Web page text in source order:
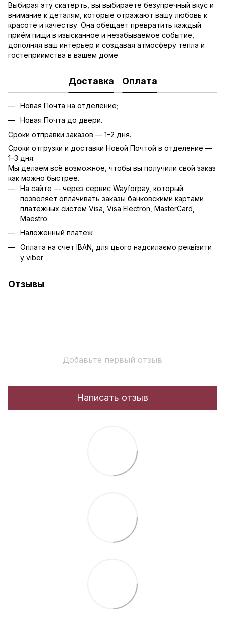
Выбирая эту скатерть, вы выбираете безупречный вкус и
внимание к деталям, которые отражают вашу любовь к
красоте и качеству. Она обещает превратить каждый
приём пищи в изысканное и незабываемое событие,
дополняя ваш интерьер и создавая атмосферу тепла и
гостеприимства в вашем доме.
Доставка Оплата
Новая Почта на отделение;
Новая Почта до двери.
Сроки отправки заказов — 1–2 дня.
Сроки отгрузки и доставки Новой Почтой в отделение —
1–3 дня.
Мы делаем всё возможное, чтобы вы получили свой заказ
как можно быстрее.
На сайте — через сервис Wayforpay, который
позволяет оплачивать заказы банковскими картами
платёжных систем Visa, Visa Electron, MasterCard,
Maestro.
Наложенный платёж
Оплата на счет IBAN, для цього надсилаємо реквізити
у viber
Отзывы
Добавьте первый отзыв
Написать отзыв